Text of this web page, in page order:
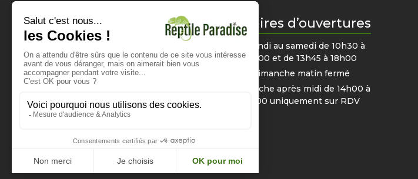
Informations
CGV
Politique de confidentialité
Paiement sécurisé
Instagram
Horaires d’ouvertures
Du lundi au samedi de 10h30 à
12h00 et de 13h45 à 18h00
Dimanche matin fermé
Dimanche après midi de 14h00 à
16h00 uniquement sur RDV